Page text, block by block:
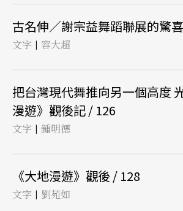
古名伸／謝宗益舞蹈聯展的驚
文字 | 容大超
把台灣現代舞推向另一個高度
漫遊》觀後記 / 126
文字 | 鍾明德
《大地漫遊》觀後 / 128
文字 | 劉苑如